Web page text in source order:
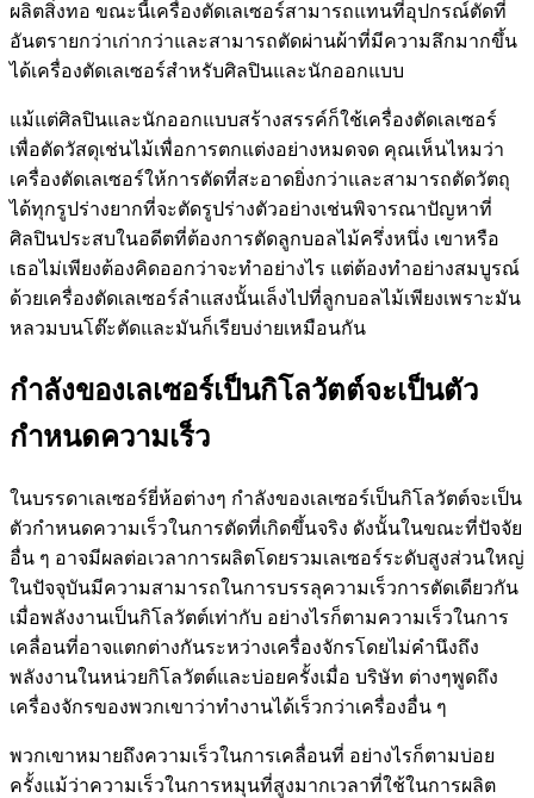
ผลิตสิ่งทอ ขณะนี้เครื่องตัดเลเซอร์สามารถแทนที่อุปกรณ์ตัดที่
อันตรายกว่าเก่ากว่าและสามารถตัดผ่านผ้าที่มีความลึกมากขึ้น
ได้เครื่องตัดเลเซอร์สำหรับศิลปินและนักออกแบบ
แม้แต่ศิลปินและนักออกแบบสร้างสรรค์ก็ใช้เครื่องตัดเลเซอร์
เพื่อตัดวัสดุเช่นไม้เพื่อการตกแต่งอย่างหมดจด คุณเห็นไหมว่า
เครื่องตัดเลเซอร์ให้การตัดที่สะอาดยิ่งกว่าและสามารถตัดวัตถุ
ได้ทุกรูปร่างยากที่จะตัดรูปร่างตัวอย่างเช่นพิจารณาปัญหาที่
ศิลปินประสบในอดีตที่ต้องการตัดลูกบอลไม้ครึ่งหนึ่ง เขาหรือ
เธอไม่เพียงต้องคิดออกว่าจะทำอย่างไร แต่ต้องทำอย่างสมบูรณ์
ด้วยเครื่องตัดเลเซอร์ลำแสงนั้นเล็งไปที่ลูกบอลไม้เพียงเพราะมัน
หลวมบนโต๊ะตัดและมันก็เรียบง่ายเหมือนกัน
กำลังของเลเซอร์เป็นกิโลวัตต์จะเป็นตัว
กำหนดความเร็ว
ในบรรดาเลเซอร์ยี่ห้อต่างๆ กำลังของเลเซอร์เป็นกิโลวัตต์จะเป็น
ตัวกำหนดความเร็วในการตัดที่เกิดขึ้นจริง ดังนั้นในขณะที่ปัจจัย
อื่น ๆ อาจมีผลต่อเวลาการผลิตโดยรวมเลเซอร์ระดับสูงส่วนใหญ่
ในปัจจุบันมีความสามารถในการบรรลุความเร็วการตัดเดียวกัน
เมื่อพลังงานเป็นกิโลวัตต์เท่ากับ อย่างไรก็ตามความเร็วในการ
เคลื่อนที่อาจแตกต่างกันระหว่างเครื่องจักรโดยไม่คำนึงถึง
พลังงานในหน่วยกิโลวัตต์และบ่อยครั้งเมื่อ บริษัท ต่างๆพูดถึง
เครื่องจักรของพวกเขาว่าทำงานได้เร็วกว่าเครื่องอื่น ๆ
พวกเขาหมายถึงความเร็วในการเคลื่อนที่ อย่างไรก็ตามบ่อย
ครั้งแม้ว่าความเร็วในการหมุนที่สูงมากเวลาที่ใช้ในการผลิต